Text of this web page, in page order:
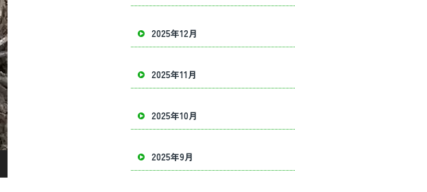
2025年12月
2025年11月
2025年10月
2025年9月